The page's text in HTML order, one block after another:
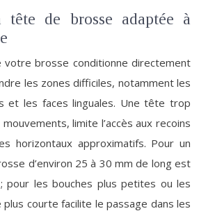
de brosse adaptée à
brosse conditionne directement
les zones difficiles, notamment les
et les faces linguales. Une tête trop
limite l’accès aux recoins
horizontaux approximatifs. Pour un
d’environ 25 à 30 mm de long est
pour les bouches plus petites ou les
courte facilite le passage dans les